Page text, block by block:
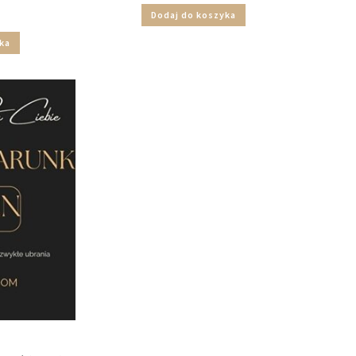
Dodaj do koszyka